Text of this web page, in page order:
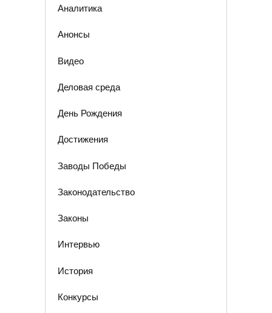
Аналитика
Анонсы
Видео
Деловая среда
День Рождения
Достижения
Заводы Победы
Законодательство
Законы
Интервью
История
Конкурсы